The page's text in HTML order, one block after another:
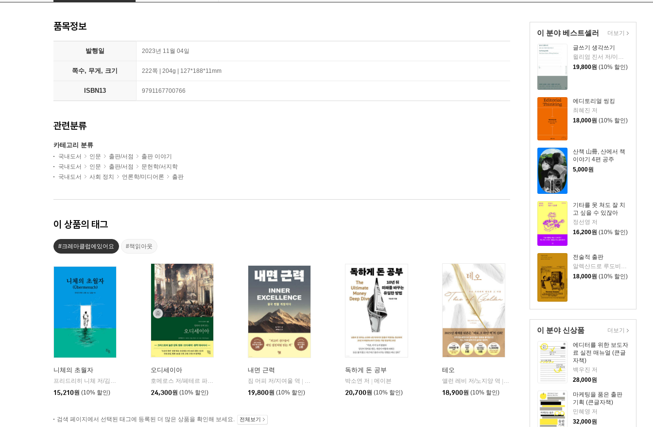
이 분야 베스트셀러
글쓰기 생각쓰기
윌리엄 진서 저/이한중 역
19,800원 (10% 할인)
에디토리얼 씽킹
최혜진 저
18,000원 (10% 할인)
산책 山冊, 산에서 책
이야기 4편 공주
5,000원
기타를 못 쳐도 잘 치
고 싶을 수 있잖아
정선영 저
16,200원 (10% 할인)
전술적 출판
알렉산드로 루도비코 저/임경용 역
18,000원 (10% 할인)
더보기
이 분야 신상품
에디터를 위한 보도자
료 실전 매뉴얼 (큰글
자책)
백우진 저
28,000원
마케팅을 품은 출판
기획 (큰글자책)
민혜영 저
32,000원
더보기
품목정보
발행일 2023년 11월 04일
쪽수, 무게, 크기 222쪽 | 204g | 127*188*11mm
ISBN13 9791167700766
관련분류
카테고리 분류
국내도서 인문 출판/서점
출판 이야기
국내도서
인문 출판/서점
문헌학/서지학
국내도서
사회 정치 언론학/미디어론 출판
이 상품의 태그
#크레마클럽에있어요 #책읽아웃
니체의 초월자
프리드리히 니체 저/김철 편역
15,210원 (10% 할인)
오디세이아
호메로스 저/페테르 파울 루벤스 그림/박문재 역 | 현대지성
24,300원 (10% 할인)
내면 근력
짐 머피 저/지여울 역
윌북(willbook)
19,800원 (10% 할인)
독하게 돈 공부
박소연 저
메이븐
20,700원 (10% 할인)
테오
앨런 레비 저/노지양 역
오팬하우스
18,900원 (10% 할인)
검색 페이지에서 선택된 태그에 등록된 더 많은 상품을 확인해 보세요. 전체보기